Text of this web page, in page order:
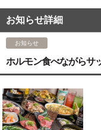
お知らせ詳細
お知らせ
ホルモン食べながらサ